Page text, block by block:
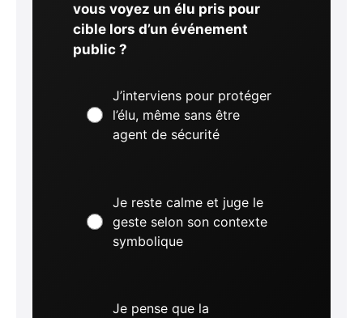
vous voyez un élu pris pour
cible lors d’un événement
public ?
J’interviens pour protéger
l’élu, même sans être
agent de sécurité
Je reste calme et juge le
geste selon son contexte
symbolique
Je pense que la